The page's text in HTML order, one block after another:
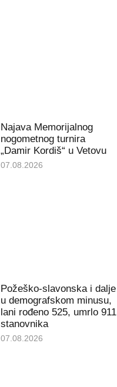
Najava Memorijalnog
nogometnog turnira
„Damir Kordiš“ u Vetovu
07.08.2026
Požeško-slavonska i dalje
u demografskom minusu,
lani rođeno 525, umrlo 911
stanovnika
07.08.2026